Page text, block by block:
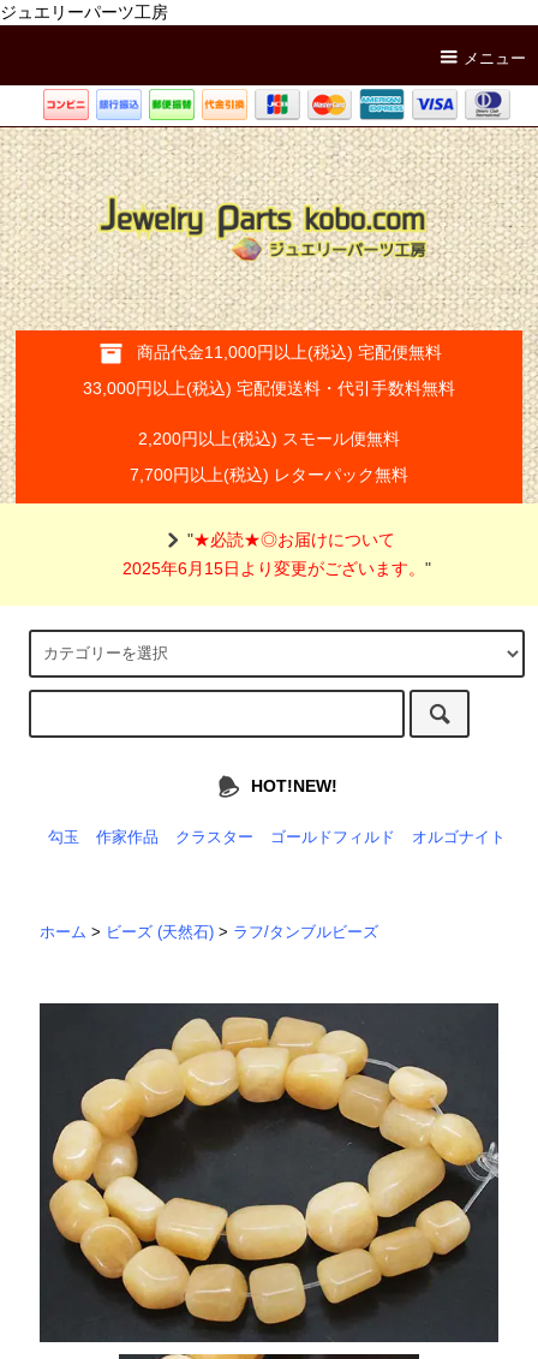
ジュエリーパーツ工房
メニュー
商品代金11,000円以上(税込) 宅配便無料
33,000円以上(税込) 宅配便送料・代引手数料無料
2,200円以上(税込) スモール便無料
7,700円以上(税込) レターパック無料
"★必読★◎お届けについて
2025年6月15日より変更がございます。"
HOT!NEW!
勾玉 作家作品 クラスター ゴールドフィルド オルゴナイト
ホーム > ビーズ (天然石) > ラフ/タンブルビーズ